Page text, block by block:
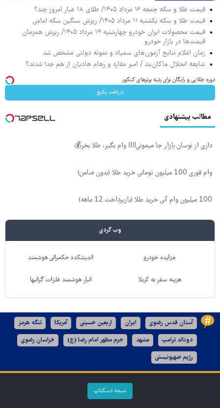
قیمت طلا و سکه جمعه ۱۶ مرداد ۱۴۰۵/ طلای ۱۸ عیار امروز چند؟
قیمت طلا و سکه یکشنبه ۱۱ مرداد ۱۴۰۵/ ریزش سنگین سکه امامی
قیمت محصولات ایران خودرو چهارشنبه ۱۴ مرداد ۱۴۰۵/ ریزش همزمان
قیمت‌ها در بازار خودرو
زمان اعلام نتایج آزمون‌های سمپاد و نمونه دولتی مشخص شد
شایعه انحلال ماکان‌بند / امیر مقاره و رهام هادیان از هم جدا شدند؟
دوره طلایی و رایگان برای رتبه برترهای کنکور
دریافت پکیج
مطالب پیشنهادی
داری از نوسان بازار جا میمونی!!!! وام بگیر، طلا بخر💰
وام فوری 100 میلیون تومانی خرید طلا (بدون ضامن)
100 میلیون وام آنی خرید طلا (بازپرداخت 12 ماهه)
وب گردی
مزایده خودرو اندیشکده حکمرانی هوشمند
هزینه سفر به کربلا انبار هوشمند فلزات گرانبها
آستان قدس رضوی ایران اربعین حسینی آمریکا تنگه هرمز
دونالد ترامپ مشهد حرم مطهر امام رضا (ع) خراسان رضوی
رژیم صهیونیستی
نسخه دسکتاپ